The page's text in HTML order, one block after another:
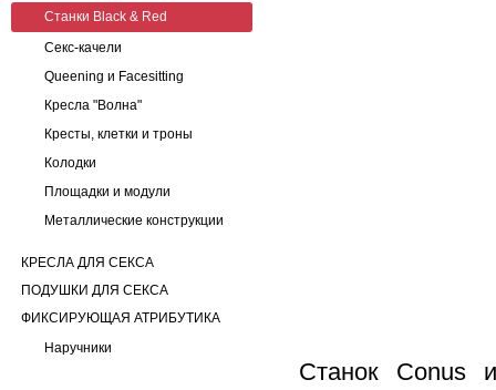
Станки Black & Red
Секс-качели
Queening и Facesitting
Кресла "Волна"
Кресты, клетки и троны
Колодки
Площадки и модули
Металлические конструкции
КРЕСЛА ДЛЯ СЕКСА
ПОДУШКИ ДЛЯ СЕКСА
ФИКСИРУЮЩАЯ АТРИБУТИКА
Наручники
Станок Сonus